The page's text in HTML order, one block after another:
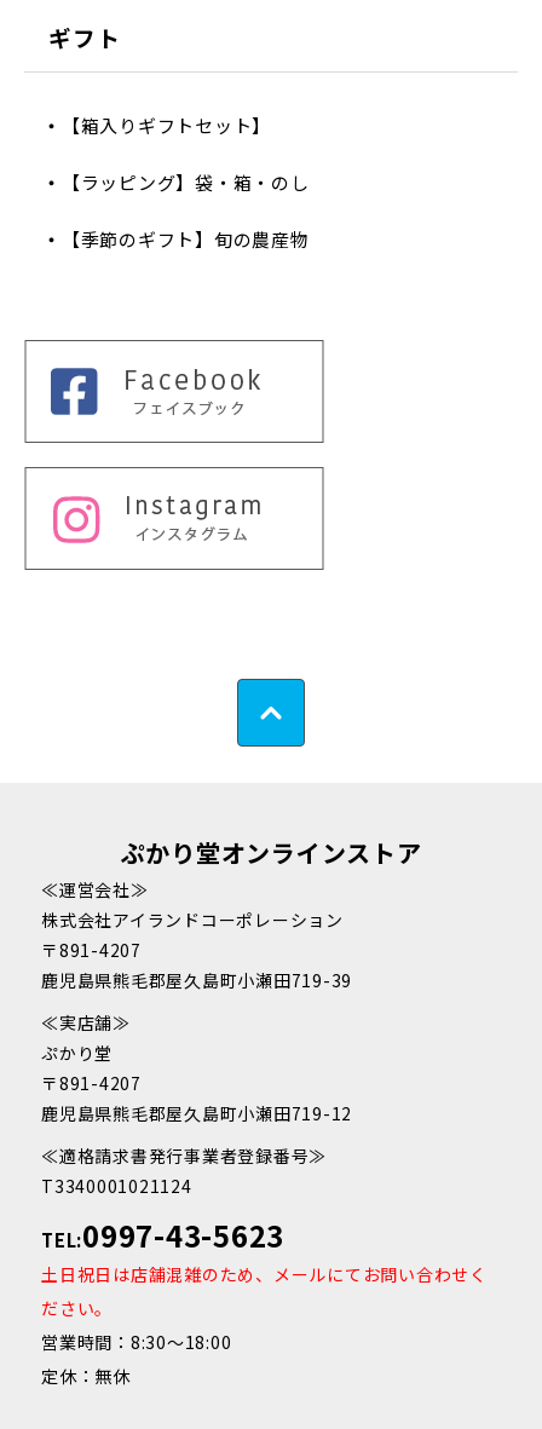
ギフト
【箱入りギフトセット】
【ラッピング】袋・箱・のし
【季節のギフト】旬の農産物
ぷかり堂オンラインストア
≪運営会社≫
株式会社アイランドコーポレーション
〒891-4207
鹿児島県熊毛郡屋久島町小瀬田719-39
≪実店舗≫
ぷかり堂
〒891-4207
鹿児島県熊毛郡屋久島町小瀬田719-12
≪適格請求書発行事業者登録番号≫
T3340001021124
TEL:0997-43-5623
土日祝日は店舗混雑のため、メールにてお問い合わせく
ださい。
営業時間：8:30～18:00
定休：無休